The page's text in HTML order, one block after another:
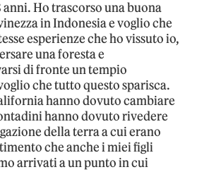
anni. Ho trascorso una buona
in Indonesia e voglio che
esperienze che ho vissuto io,
una foresta e
di fronte un tempio
che tutto questo sparisca.
hanno dovuto cambiare
hanno dovuto rivedere
della terra a cui erano
che anche i miei figli
arrivati a un punto in cui